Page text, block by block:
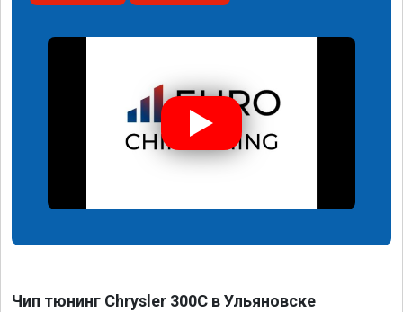
Чип тюнинг Chrysler 300C в Ульяновске